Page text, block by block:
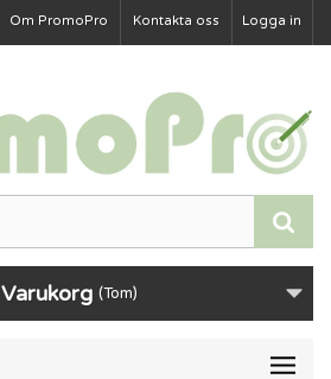
Logga in
Kontakta oss
Om PromoPro
Varukorg (Tom)